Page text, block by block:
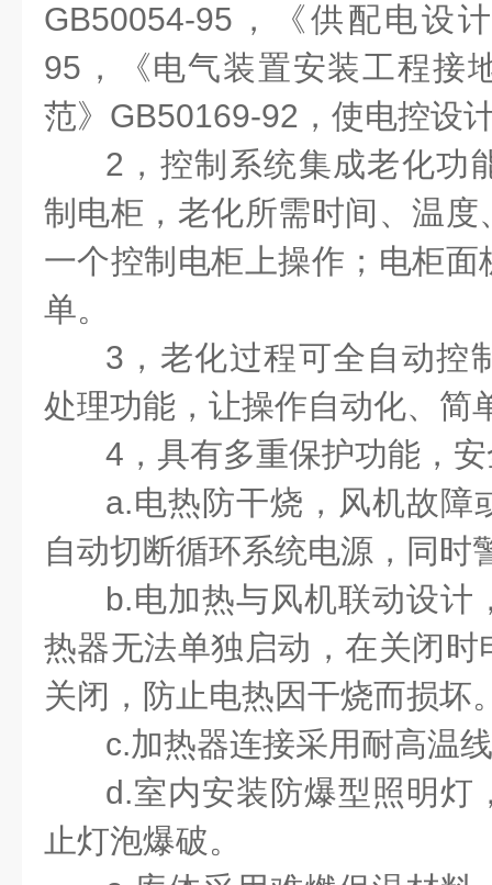
GB50054-95，《供配电设
95，《电气装置安装工程接
范》GB50169-92，使电控设
2，控制系统集成老化功
制电柜，老化所需时间、温
一个控制电柜上操作；电柜
单。
3，老化过程可全自动控
处理功能，让操作自动化、简
4，具有多重保护功能，
a.电热防干烧，风机故障
自动切断循环系统电源，同时
b.电加热与风机联动设计
热器无法单独启动，在关闭
关闭，防止电热因干烧而损坏
c.加热器连接采用耐高温
d.室内安装防爆型照明灯
止灯泡爆破。